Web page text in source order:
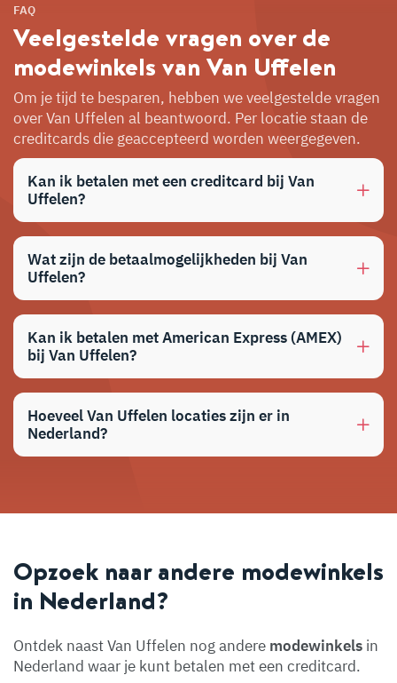
FAQ
Veelgestelde vragen over de
modewinkels van Van Uffelen
Om je tijd te besparen, hebben we veelgestelde vragen
over Van Uffelen al beantwoord. Per locatie staan de
creditcards die geaccepteerd worden weergegeven.
Kan ik betalen met een creditcard bij Van
Uffelen?
Wat zijn de betaalmogelijkheden bij Van
Uffelen?
Kan ik betalen met American Express (AMEX)
bij Van Uffelen?
Hoeveel Van Uffelen locaties zijn er in
Nederland?
Opzoek naar andere modewinkels
in Nederland?
Ontdek naast Van Uffelen nog andere modewinkels in
Nederland waar je kunt betalen met een creditcard.